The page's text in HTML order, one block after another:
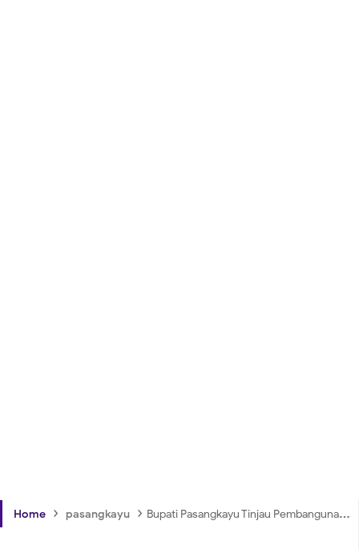
Home › pasangkayu › Bupati Pasangkayu Tinjau Pembangunan Jebatan di Desa Benggaulu